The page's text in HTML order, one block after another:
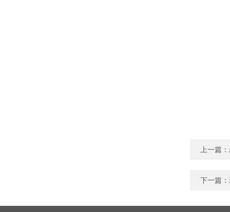
上一篇：
下一篇：